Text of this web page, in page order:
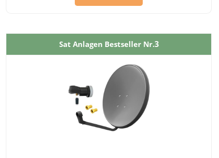
Sat Anlagen Bestseller Nr.3